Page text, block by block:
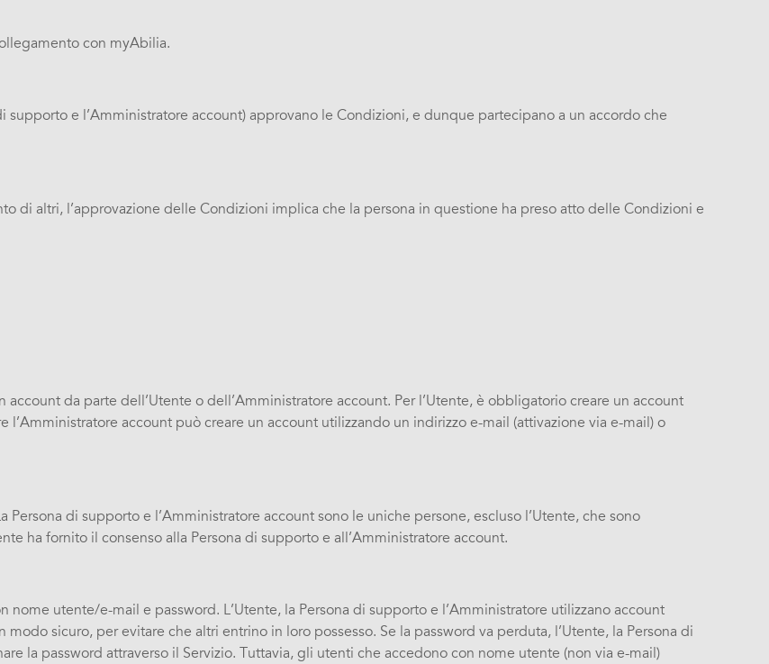
con myAbilia.
supporto e l’Amministratore account) approvano le Condizioni, e dunque partecipano a un accordo che
di altri, l’approvazione delle Condizioni implica che la persona in questione ha preso atto delle Condizioni e
account da parte dell’Utente o dell’Amministratore account. Per l’Utente, è obbligatorio creare un account
account può creare un account utilizzando un indirizzo e-mail (attivazione via e-mail) o
Persona di supporto e l’Amministratore account sono le uniche persone, escluso l’Utente, che sono
ha fornito il consenso alla Persona di supporto e all’Amministratore account.
nome utente/e-mail e password. L’Utente, la Persona di supporto e l’Amministratore utilizzano account
sicuro, per evitare che altri entrino in loro possesso. Se la password va perduta, l’Utente, la Persona di
la password attraverso il Servizio. Tuttavia, gli utenti che accedono con nome utente (non via e-mail)